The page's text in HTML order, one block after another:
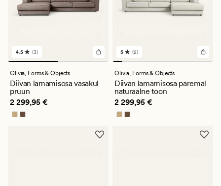
3
arvustust
keskmise
hinnanguga
4.5
4.5 (3)
Olivia, Forms & Objects
Diivan lamamisosa vasakul
pruun
Pris_ee 2 299,95 €
2 299,95 €
2
arvustust
keskmise
hinnanguga
5
5 (2)
Olivia, Forms & Objects
Diivan lamamisosa paremal
naturaalne toon
Pris_ee 2 299,95 €
2 299,95 €